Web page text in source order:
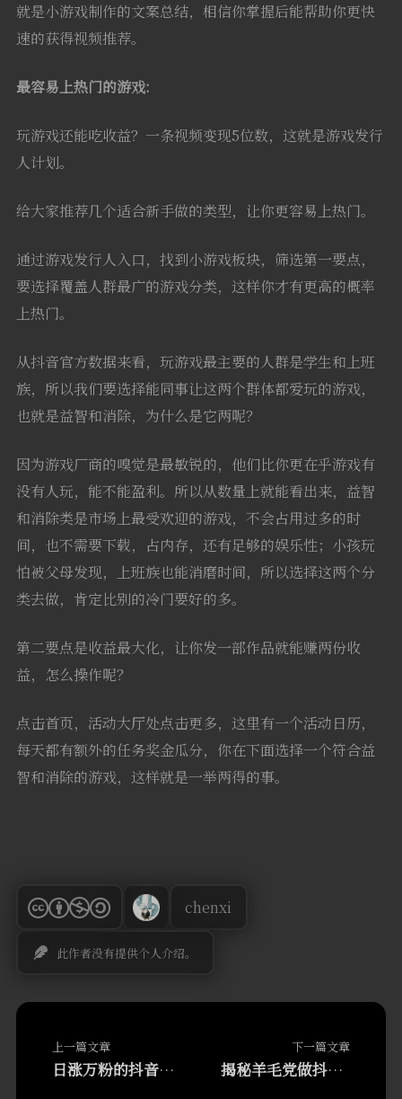
就是小游戏制作的文案总结，相信你掌握后能帮助你更快
速的获得视频推荐。
最容易上热门的游戏:
玩游戏还能吃收益？一条视频变现5位数，这就是游戏发行
人计划。
给大家推荐几个适合新手做的类型，让你更容易上热门。
通过游戏发行人入口，找到小游戏板块，筛选第一要点，
要选择覆盖人群最广的游戏分类，这样你才有更高的概率
上热门。
从抖音官方数据来看，玩游戏最主要的人群是学生和上班
族，所以我们要选择能同事让这两个群体都爱玩的游戏，
也就是益智和消除，为什么是它两呢？
因为游戏厂商的嗅觉是最敏锐的，他们比你更在乎游戏有
没有人玩，能不能盈利。所以从数量上就能看出来，益智
和消除类是市场上最受欢迎的游戏，不会占用过多的时
间，也不需要下载，占内存，还有足够的娱乐性；小孩玩
怕被父母发现，上班族也能消磨时间，所以选择这两个分
类去做，肯定比别的冷门要好的多。
第二要点是收益最大化，让你发一部作品就能赚两份收
益，怎么操作呢？
点击首页，活动大厅处点击更多，这里有一个活动日历，
每天都有额外的任务奖金瓜分，你在下面选择一个符合益
智和消除的游戏，这样就是一举两得的事。
chenxi
此作者没有提供个人介绍。
上一篇文章
日涨万粉的抖音引流00后玩法
下一篇文章
揭秘羊毛党做抖音如何年入10w+